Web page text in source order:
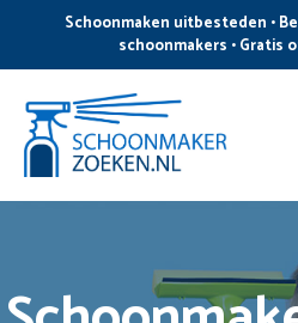
de
inhoud
Schoonmaken uitbesteden •
schoonmakers • Gratis